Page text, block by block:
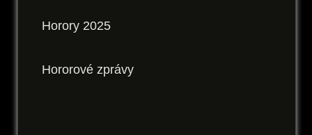
Horory 2025
Hororové zprávy